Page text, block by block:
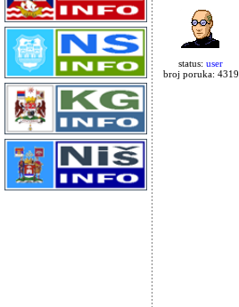
status: user
broj poruka: 4319